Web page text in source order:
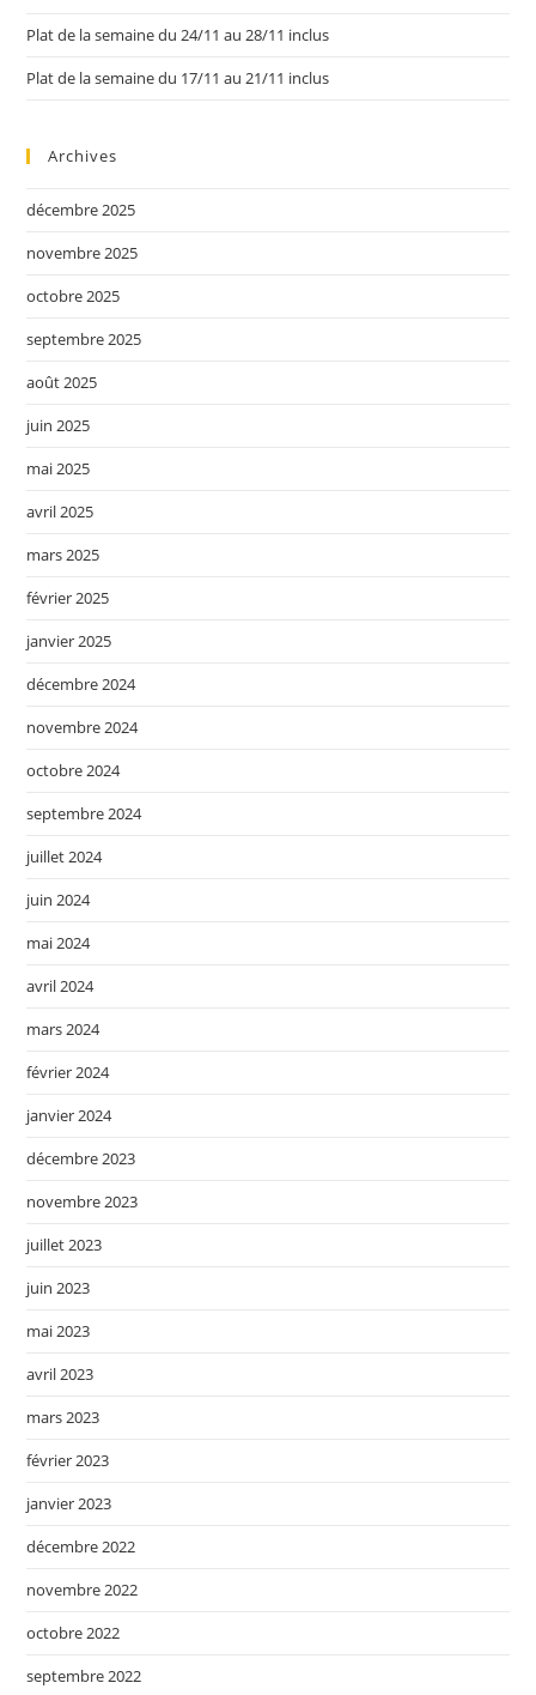
Plat de la semaine du 24/11 au 28/11 inclus
Plat de la semaine du 17/11 au 21/11 inclus
Archives
décembre 2025
novembre 2025
octobre 2025
septembre 2025
août 2025
juin 2025
mai 2025
avril 2025
mars 2025
février 2025
janvier 2025
décembre 2024
novembre 2024
octobre 2024
septembre 2024
juillet 2024
juin 2024
mai 2024
avril 2024
mars 2024
février 2024
janvier 2024
décembre 2023
novembre 2023
juillet 2023
juin 2023
mai 2023
avril 2023
mars 2023
février 2023
janvier 2023
décembre 2022
novembre 2022
octobre 2022
septembre 2022